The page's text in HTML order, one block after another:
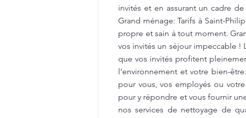
invités et en assurant un cadre
Grand ménage: Tarifs à Saint-
propre et sain à tout moment.
vos invités un séjour impeccable !
que vos invités profitent
l'environnement et votre bien-
pour vous, vos employés ou
pour y répondre et vous fournir
nos services de nettoyage de